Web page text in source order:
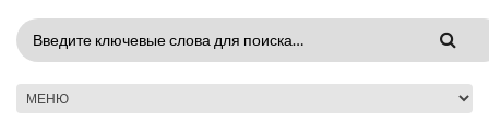
ФОРМА
ПОИСКА